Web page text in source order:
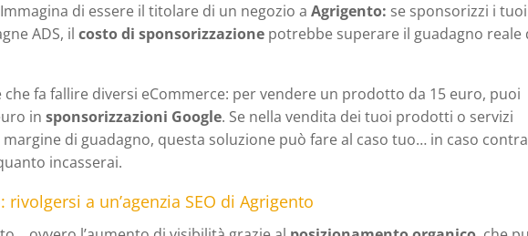
di essere il titolare di un negozio aAgrigento: se sponsorizzi i tuoi
ADS, ilcosto di sponsorizzazione potrebbe superare il guadagno reale
che fa fallire diversi eCommerce: per vendere un prodotto da 15 euro, puoi
insponsorizzazioni Google. Se nella vendita dei tuoi prodotti o servizi
di guadagno, questa soluzione può fare al caso tuo… in caso
incasserai.
a un’agenzia SEO di Agrigento